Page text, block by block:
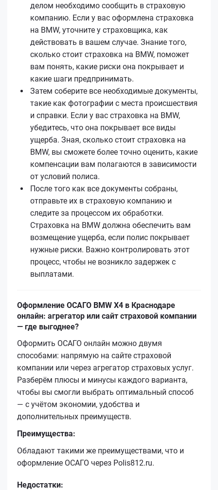
делом необходимо сообщить в страховую
компанию. Если у вас оформлена страховка
на BMW, уточните у страховщика, как
действовать в вашем случае. Знание того,
сколько стоит страховка на BMW, поможет
вам понять, какие риски она покрывает и
какие шаги предпринимать.
Затем соберите все необходимые документы,
такие как фотографии с места происшествия
и справки. Если у вас страховка на BMW,
убедитесь, что она покрывает все виды
ущерба. Зная, сколько стоит страховка на
BMW, вы сможете более точно оценить, какие
компенсации вам полагаются в зависимости
от условий полиса.
После того как все документы собраны,
отправьте их в страховую компанию и
следите за процессом их обработки.
Страховка на BMW должна обеспечить вам
возмещение ущерба, если полис покрывает
нужные риски. Важно контролировать этот
процесс, чтобы не возникло задержек с
выплатами.
Оформление ОСАГО BMW X4 в Краснодаре
онлайн: агрегатор или сайт страховой компании
— где выгоднее?
Оформить ОСАГО онлайн можно двумя
способами: напрямую на сайте страховой
компании или через агрегатор страховых услуг.
Разберём плюсы и минусы каждого варианта,
чтобы вы смогли выбрать оптимальный способ
— с учётом экономии, удобства и
дополнительных преимуществ.
Преимущества:
Обладают такими же преимуществами, что и
оформление ОСАГО через Polis812.ru.
Недостатки: